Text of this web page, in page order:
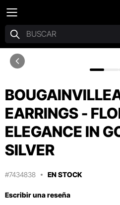
EARRINGS -
ELEGANCE IN
SILVER
#7434838 EN STOCK
Escribir una reseña